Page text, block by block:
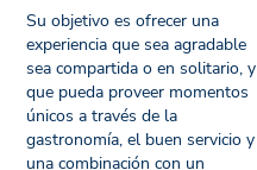
Su objetivo es ofrecer una
experiencia que sea agradable
sea compartida o en solitario, y
que pueda proveer momentos
únicos a través de la
gastronomía, el buen servicio y
una combinación con un